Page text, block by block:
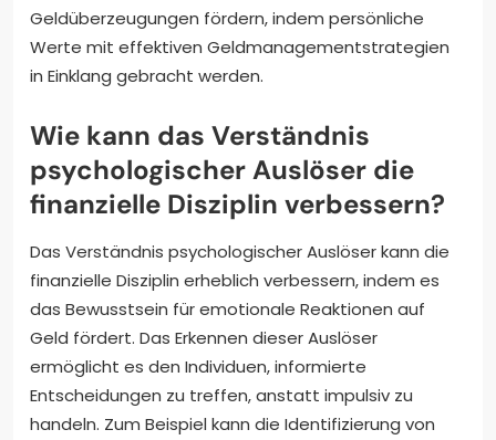
Geldüberzeugungen fördern, indem persönliche
Werte mit effektiven Geldmanagementstrategien
in Einklang gebracht werden.
Wie kann das Verständnis
psychologischer Auslöser die
finanzielle Disziplin verbessern?
Das Verständnis psychologischer Auslöser kann die
finanzielle Disziplin erheblich verbessern, indem es
das Bewusstsein für emotionale Reaktionen auf
Geld fördert. Das Erkennen dieser Auslöser
ermöglicht es den Individuen, informierte
Entscheidungen zu treffen, anstatt impulsiv zu
handeln. Zum Beispiel kann die Identifizierung von